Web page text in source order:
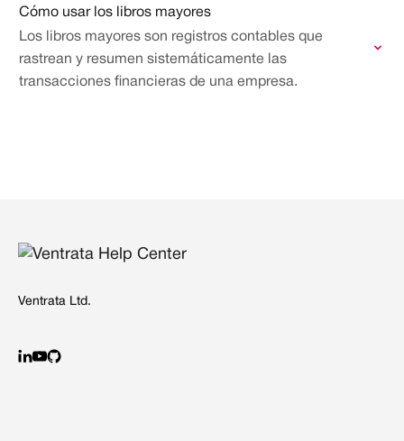
Cómo usar los libros mayores
Los libros mayores son registros contables que
rastrean y resumen sistemáticamente las
transacciones financieras de una empresa.
Ventrata Ltd.